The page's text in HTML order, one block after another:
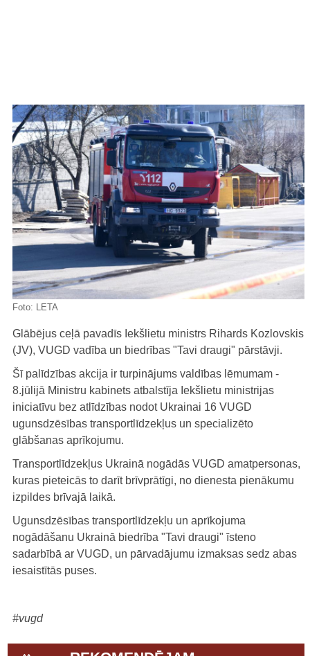
Foto: LETA
Glābējus ceļā pavadīs Iekšlietu ministrs Rihards Kozlovskis
(JV), VUGD vadība un biedrības "Tavi draugi" pārstāvji.
Šī palīdzības akcija ir turpinājums valdības lēmumam -
8.jūlijā Ministru kabinets atbalstīja Iekšlietu ministrijas
iniciatīvu bez atlīdzības nodot Ukrainai 16 VUGD
ugunsdzēsības transportlīdzekļus un specializēto
glābšanas aprīkojumu.
Transportlīdzekļus Ukrainā nogādās VUGD amatpersonas,
kuras pieteicās to darīt brīvprātīgi, no dienesta pienākumu
izpildes brīvajā laikā.
Ugunsdzēsības transportlīdzekļu un aprīkojuma
nogādāšanu Ukrainā biedrība "Tavi draugi" īsteno
sadarbībā ar VUGD, un pārvadājumu izmaksas sedz abas
iesaistītās puses.
#vugd